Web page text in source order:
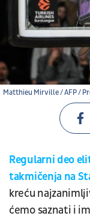
Matthieu Mirville / AFP /
Regularni deo
takmičenja na
kreću
ćemo saznati i